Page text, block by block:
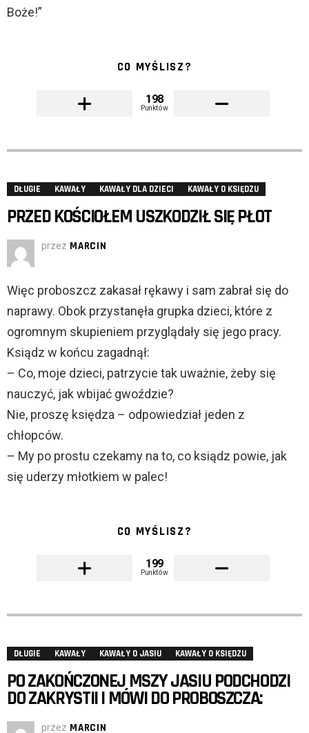
Boże!”
CO MYŚLISZ?
198
Punktów
DŁUGIE KAWAŁY KAWAŁY DLA DZIECI KAWAŁY O KSIĘDZU
PRZED KOŚCIOŁEM USZKODZIŁ SIĘ PŁOT
przez MARCIN
Więc proboszcz zakasał rękawy i sam zabrał się do
naprawy. Obok przystanęła grupka dzieci, które z
ogromnym skupieniem przyglądały się jego pracy.
Ksiądz w końcu zagadnął:
– Co, moje dzieci, patrzycie tak uważnie, żeby się
nauczyć, jak wbijać gwoździe?
Nie, proszę księdza – odpowiedział jeden z
chłopców.
– My po prostu czekamy na to, co ksiądz powie, jak
się uderzy młotkiem w palec!
CO MYŚLISZ?
199
Punktów
DŁUGIE KAWAŁY KAWAŁY O JASIU KAWAŁY O KSIĘDZU
PO ZAKOŃCZONEJ MSZY JASIU PODCHODZI
DO ZAKRYSTII I MÓWI DO PROBOSZCZA:
przez MARCIN